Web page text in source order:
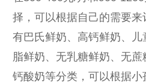
择，可以根据自己的需要
有巴氏鲜奶、高钙鲜奶、
脂鲜奶、无乳糖鲜奶、无
钙酸奶等分类，可以根据小